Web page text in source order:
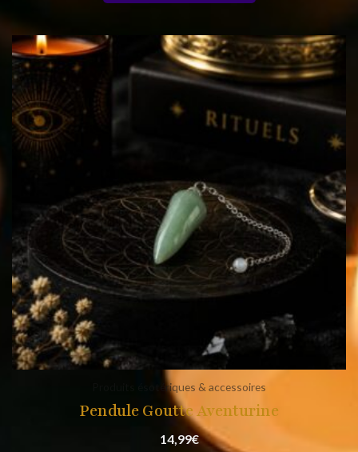
Produits ésotériques & accessoires
Pendule Goutte Aventurine
14,99€